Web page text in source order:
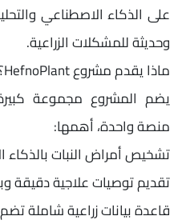
على الذكاء الاصطناعي
وحديثة للمشكلات الزراعية.
ماذا يقدم مشروع HefnoPlant؟
يضم المشروع مجموعة
منصة واحدة، أهمها:
تشخيص أمراض النبات
تقديم توصيات علاجية دقيقة
قاعدة بيانات زراعية شاملة